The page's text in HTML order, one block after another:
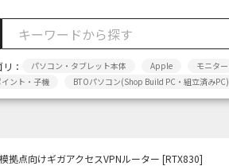
： パソコン・タブレット本体 Apple モニター
ント・子機
BTOパソコン(Shop Build PC・組立済みPC)
拠点向けギガアクセスVPNルーター [RTX830]